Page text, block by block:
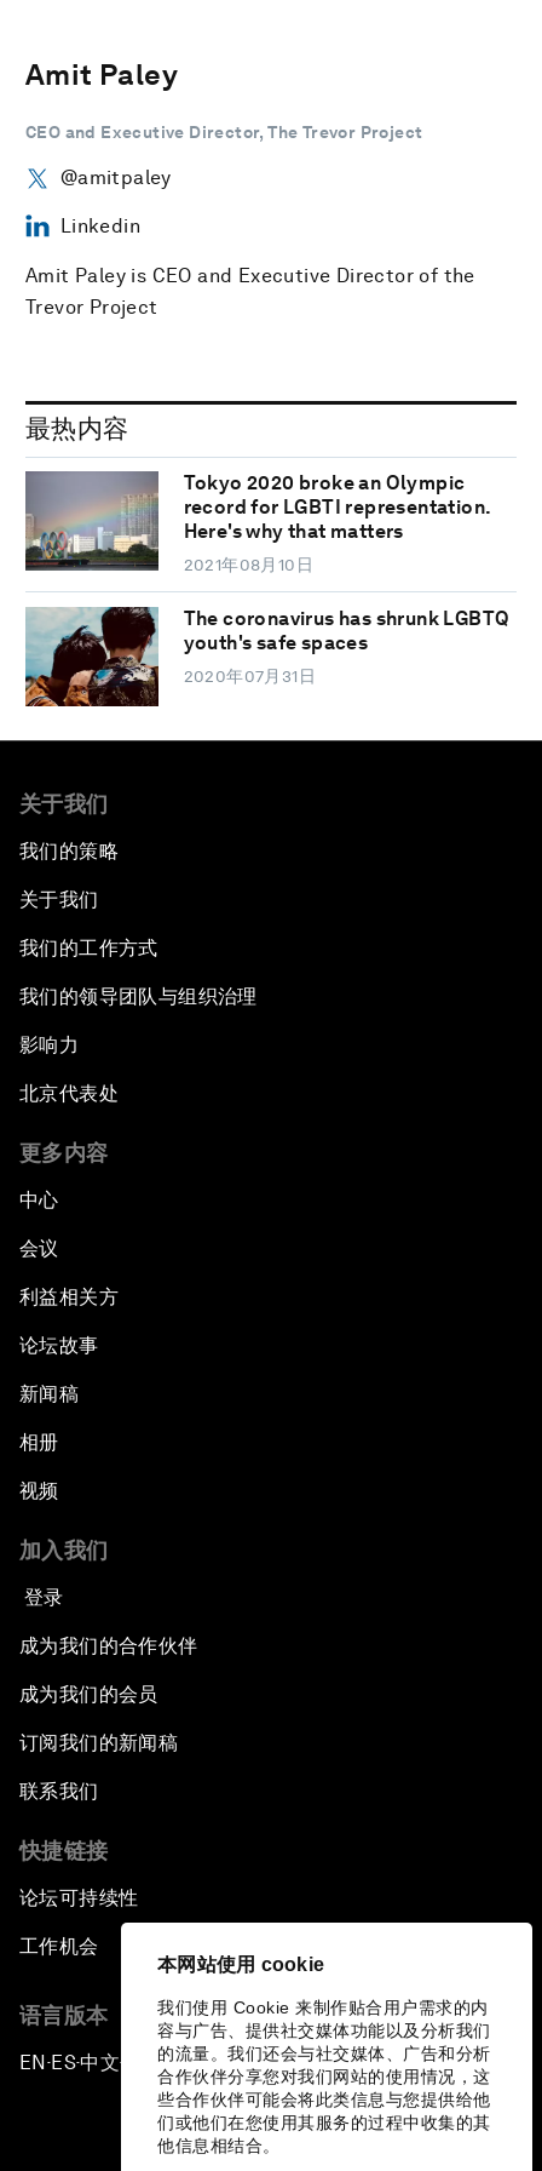
本网站使用 cookie
我们使用 Cookie 来制作贴合用户需求的内
容与广告、提供社交媒体功能以及分析我们
的流量。我们还会与社交媒体、广告和分析
合作伙伴分享您对我们网站的使用情况，这
些合作伙伴可能会将此类信息与您提供给他
们或他们在您使用其服务的过程中收集的其
他信息相结合。
Amit Paley
CEO and Executive Director, The Trevor Project
@amitpaley
Linkedin
Amit Paley is CEO and Executive Director of the
Trevor Project
最热内容
Tokyo 2020 broke an Olympic
record for LGBTI representation.
Here's why that matters
2021年08月10日
The coronavirus has shrunk LGBTQ
youth's safe spaces
2020年07月31日
关于我们
我们的策略
关于我们
我们的工作方式
我们的领导团队与组织治理
影响力
北京代表处
更多内容
中心
会议
利益相关方
论坛故事
新闻稿
相册
视频
加入我们
登录
成为我们的合作伙伴
成为我们的会员
订阅我们的新闻稿
联系我们
快捷链接
论坛可持续性
工作机会
语言版本
EN ▪ES▪中文▪ 日本語